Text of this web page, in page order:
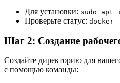
Для установки: sudo apt
Проверьте статус: docker
Шаг 2: Создание
Создайте директорию для
с помощью команды: